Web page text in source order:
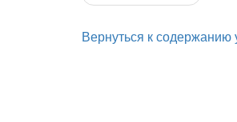
Вернуться к содержанию